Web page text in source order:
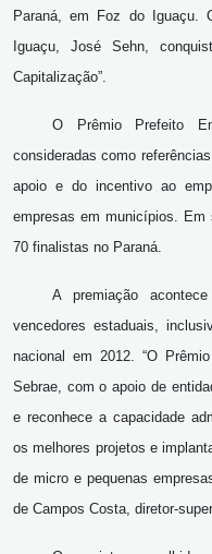
Paraná, em Foz do Iguaçu.
Iguaçu, José Sehn,
Capitalização”.
O Prêmio Prefeito
consideradas como
apoio e do incentivo ao
empresas em municípios.
70 finalistas no Paraná.
A premiação
vencedores estaduais,
nacional em 2012. “O
Sebrae, com o apoio de
e reconhece a capacidade
os melhores projetos e
de micro e pequenas
de Campos Costa, diretor-